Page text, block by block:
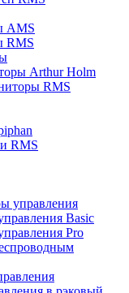
AMS
RMS
Arthur Holm
RMS
RMS
управления
Basic
Pro